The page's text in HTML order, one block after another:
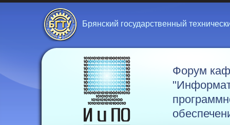
Брянский государственный
Форум